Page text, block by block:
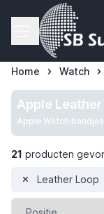
Ga naar de inhoud
Home Watch
Apple
Apple Watch
21 producten
Leather Loop